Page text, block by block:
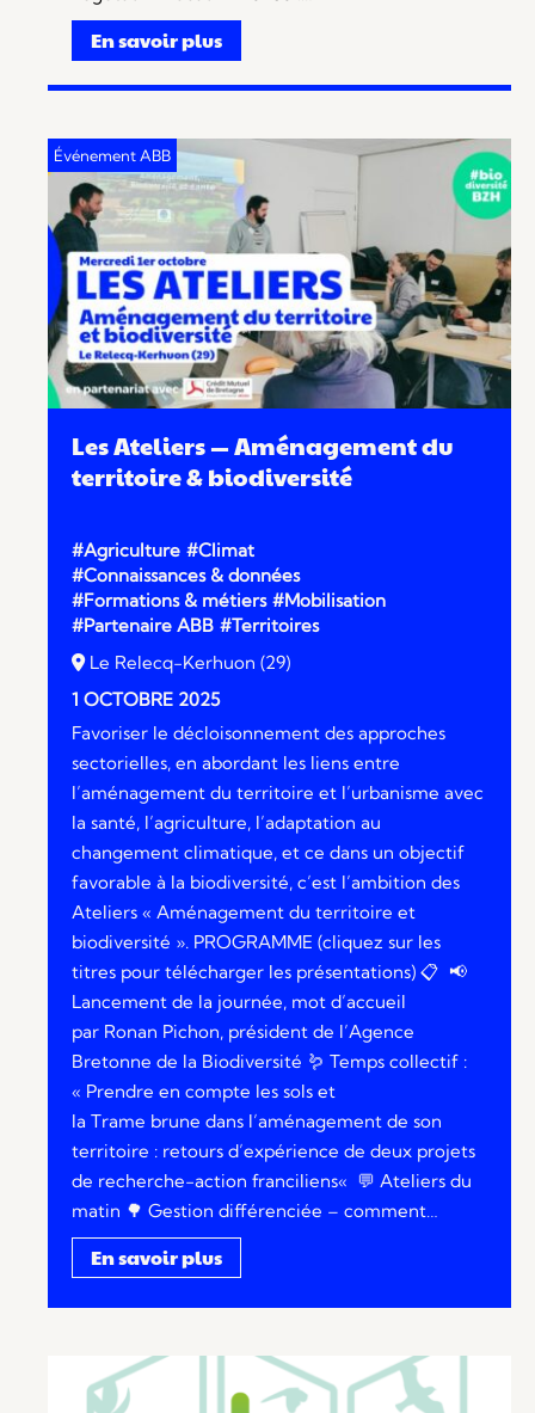
En savoir plus
Les Ateliers — Aménagement du
territoire & biodiversité
#Agriculture #Climat
#Connaissances & données
#Formations & métiers #Mobilisation
#Partenaire ABB #Territoires
Le Relecq-Kerhuon (29)
1 OCTOBRE 2025
Favoriser le décloisonnement des approches
sectorielles, en abordant les liens entre
l’aménagement du territoire et l’urbanisme avec
la santé, l’agriculture, l’adaptation au
changement climatique, et ce dans un objectif
favorable à la biodiversité, c’est l’ambition des
Ateliers « Aménagement du territoire et
biodiversité ». PROGRAMME (cliquez sur les
titres pour télécharger les présentations) 📋 📢
Lancement de la journée, mot d’accueil
par Ronan Pichon, président de l’Agence
Bretonne de la Biodiversité 🪱 Temps collectif :
« Prendre en compte les sols et
la Trame brune dans l’aménagement de son
territoire : retours d’expérience de deux projets
de recherche-action franciliens« 💬 Ateliers du
matin 🌳 Gestion différenciée – comment…
En savoir plus